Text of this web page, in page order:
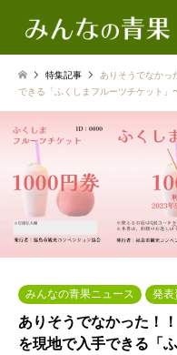
特集記事
ありそうでなかっ
できる「ふくしまフルーツチケット
みんなの青果ニュース 発表
ありそうでなかった！
を現地で入手できる「